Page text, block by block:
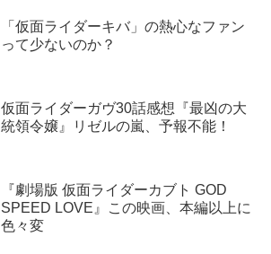
「仮面ライダーキバ」の熱心なファン
って少ないのか？
仮面ライダーガヴ30話感想『最凶の大
統領令嬢』リゼルの嵐、予報不能！
『劇場版 仮面ライダーカブト GOD
SPEED LOVE』この映画、本編以上に
色々変